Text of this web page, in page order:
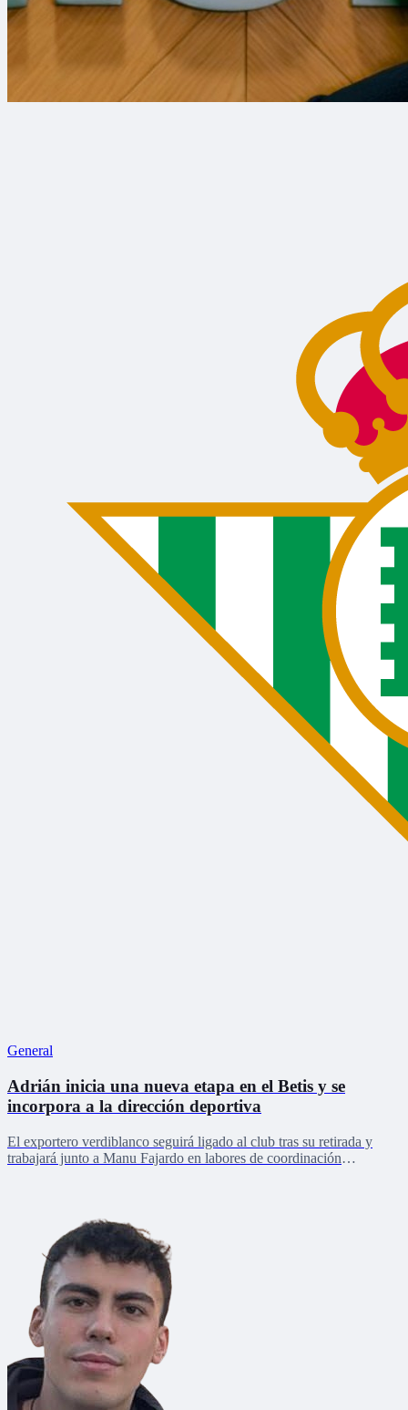
General
Adrián inicia una nueva etapa en el Betis y se
incorpora a la dirección deportiva
El exportero verdiblanco seguirá ligado al club tras su retirada y
trabajará junto a Manu Fajardo en labores de coordinación